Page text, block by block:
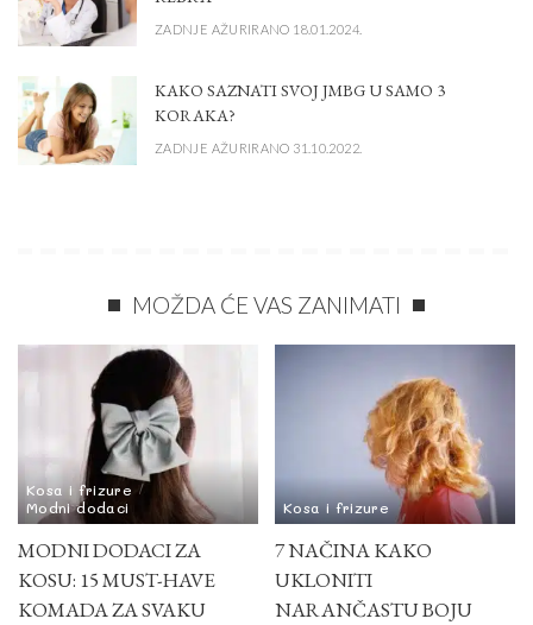
ZADNJE AŽURIRANO 18.01.2024.
KAKO SAZNATI SVOJ JMBG U SAMO 3
KORAKA?
ZADNJE AŽURIRANO 31.10.2022.
MOŽDA ĆE VAS ZANIMATI
Kosa i frizure
Modni dodaci
MODNI DODACI ZA
KOSU: 15 MUST-HAVE
KOMADA ZA SVAKU
Kosa i frizure
7 NAČINA KAKO
UKLONITI
NARANČASTU BOJU